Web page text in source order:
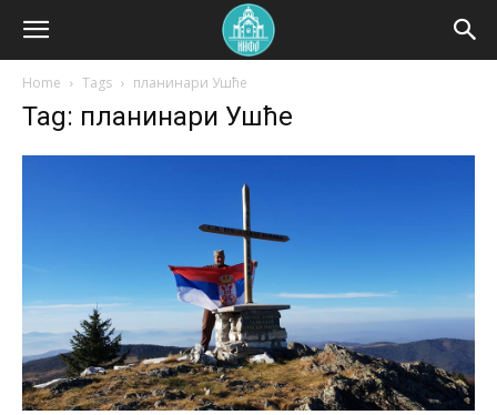
Home Tags планинари Ушће
Tag: планинари Ушће